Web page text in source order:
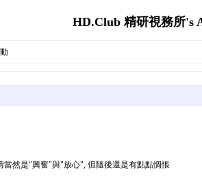
HD.Club 精研視務所's
然是"興奮"與"放心", 但隨後還是有點點惆悵